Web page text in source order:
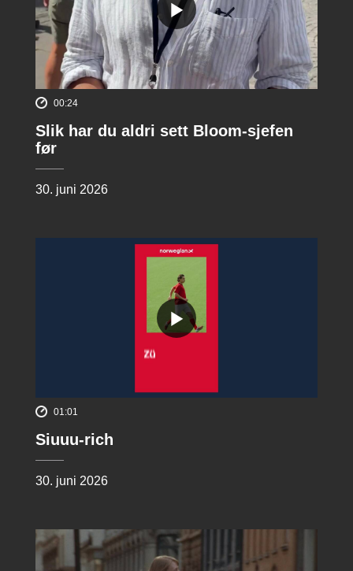
00:24
Slik har du aldri sett Bloom-sjefen
før
30. juni 2026
01:01
Siuuu-rich
30. juni 2026